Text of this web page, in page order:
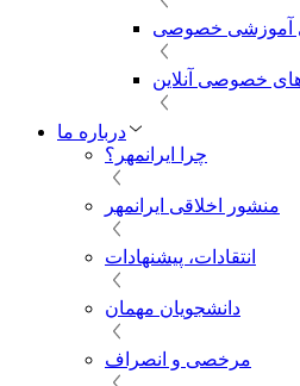
آموزشی خصوصی
خصوصی آنلاین
درباره ما
چرا ایرانمهر؟
منشور اخلاقی ایرانمهر
انتقادات، پیشنهادات
دانشجویان مهمان
مرخصی و انصراف